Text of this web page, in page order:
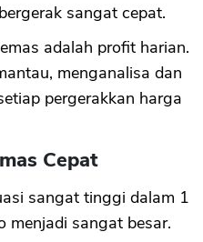
sangat cepat.
adalah profit harian.
menganalisa dan
pergerakkan harga
Cepat
sangat tinggi dalam 1
menjadi sangat besar.